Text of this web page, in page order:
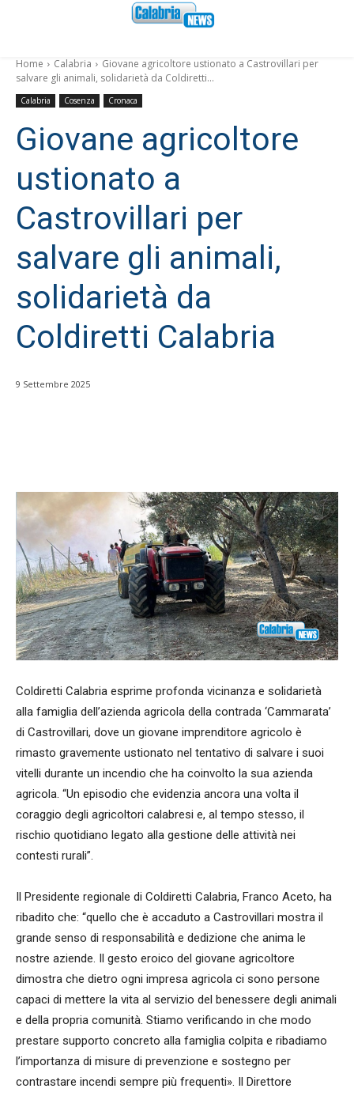
Home Calabria
Giovane agricoltore ustionato a Castrovillari per
salvare gli animali, solidarietà da Coldiretti...
Calabria Cosenza Cronaca
Giovane agricoltore
ustionato a
Castrovillari per
salvare gli animali,
solidarietà da
Coldiretti Calabria
9 Settembre 2025
Coldiretti Calabria esprime profonda vicinanza e solidarietà
alla famiglia dell’azienda agricola della contrada ‘Cammarata’
di Castrovillari, dove un giovane imprenditore agricolo è
rimasto gravemente ustionato nel tentativo di salvare i suoi
vitelli durante un incendio che ha coinvolto la sua azienda
agricola. “Un episodio che evidenzia ancora una volta il
coraggio degli agricoltori calabresi e, al tempo stesso, il
rischio quotidiano legato alla gestione delle attività nei
contesti rurali”.
Il Presidente regionale di Coldiretti Calabria, Franco Aceto, ha
ribadito che: “quello che è accaduto a Castrovillari mostra il
grande senso di responsabilità e dedizione che anima le
nostre aziende. Il gesto eroico del giovane agricoltore
dimostra che dietro ogni impresa agricola ci sono persone
capaci di mettere la vita al servizio del benessere degli animali
e della propria comunità. Stiamo verificando in che modo
prestare supporto concreto alla famiglia colpita e ribadiamo
l’importanza di misure di prevenzione e sostegno per
contrastare incendi sempre più frequenti». Il Direttore